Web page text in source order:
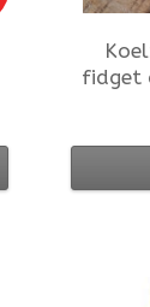
fidget